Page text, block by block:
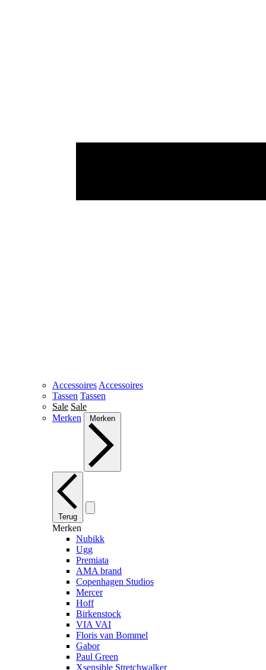
Accessoires Accessoires
Tassen Tassen
Sale Sale
Merken
Merken
Terug
Merken
Nubikk
Ugg
Premiata
AMA brand
Copenhagen Studios
Mercer
Hoff
Birkenstock
VIA VAI
Floris van Bommel
Gabor
Paul Green
Xsensible Stretchwalker